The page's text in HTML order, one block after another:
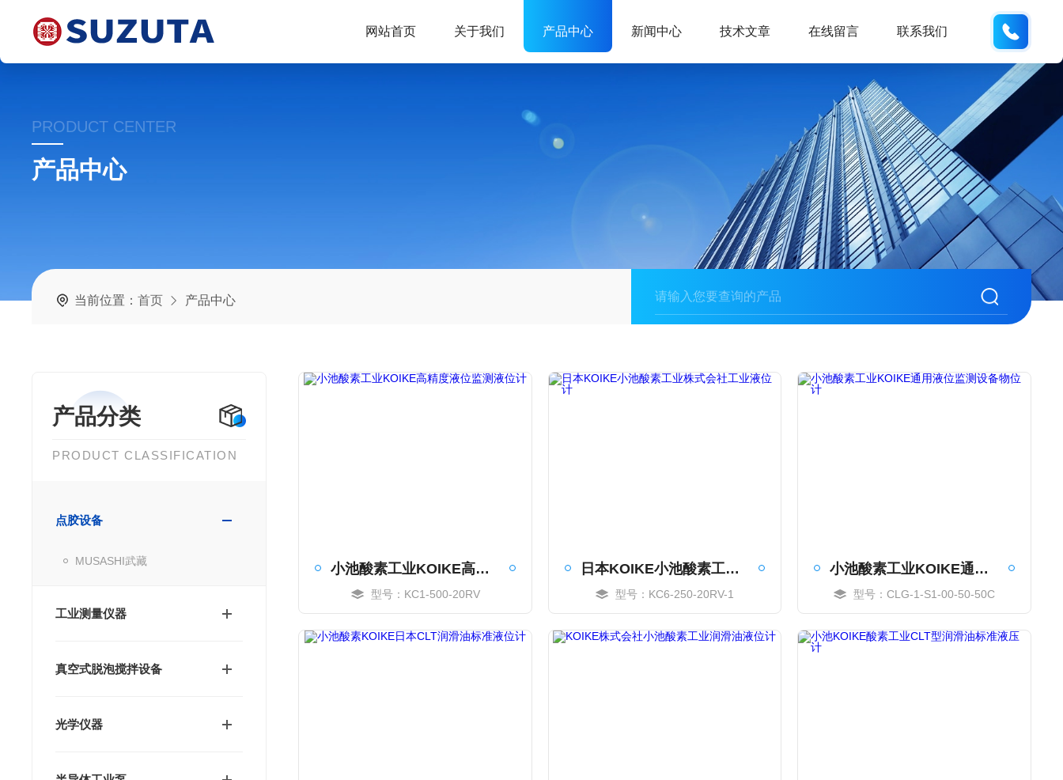
网站首页 关于我们 产品中心 新闻中心 技术文章 在线留言 联系我们
PRODUCT CENTER
产品中心
当前位置：首页 产品中心
产品分类
PRODUCT CLASSIFICATION
点胶设备
MUSASHI武藏
工业测量仪器
真空式脱泡搅拌设备
光学仪器
小池酸素工业KOIKE高精度液位监测液位计
型号：KC1-500-20RV
日本KOIKE小池酸素工业株式会社工业液位计
型号：KC6-250-20RV-1
小池酸素工业KOIKE通用液位监测设备物位计
型号：CLG-1-S1-00-50-50C